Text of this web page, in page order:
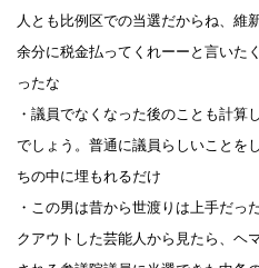
人とも比例区での当選だからね、維
余分に税金払ってくれーーと言いた
ったな
・議員でなくなった後のことも計算
でしょう。普通に議員らしいことを
ちの中に埋もれるだけ
・この男は昔から世渡りは上手だっ
クアウトした芸能人から見たら、ヘ